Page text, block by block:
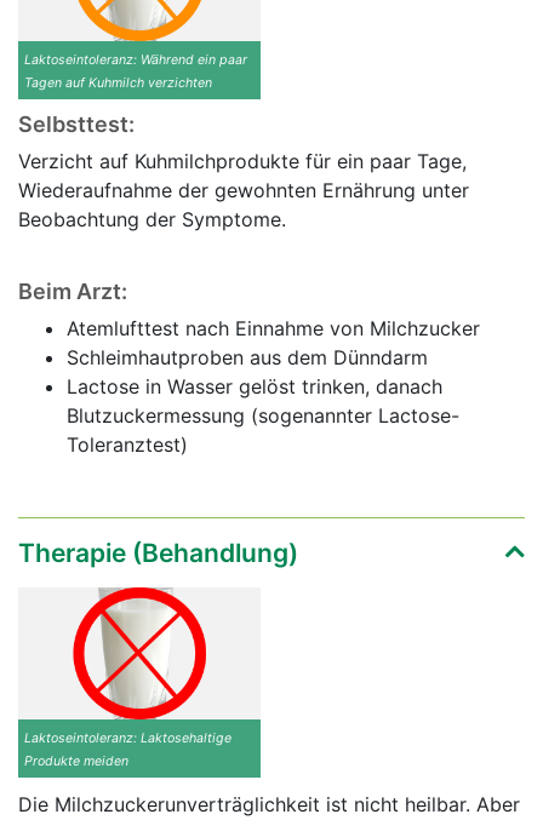
Laktoseintoleranz: Während ein paar
Tagen auf Kuhmilch verzichten
Selbsttest:
Verzicht auf Kuhmilchprodukte für ein paar Tage,
Wiederaufnahme der gewohnten Ernährung unter
Beobachtung der Symptome.
Beim Arzt:
Atemlufttest nach Einnahme von Milchzucker
Schleimhautproben aus dem Dünndarm
Lactose in Wasser gelöst trinken, danach
Blutzuckermessung (sogenannter Lactose-
Toleranztest)
Therapie (Behandlung)
Laktoseintoleranz: Laktosehaltige
Produkte meiden
Die Milchzuckerunverträglichkeit ist nicht heilbar. Aber